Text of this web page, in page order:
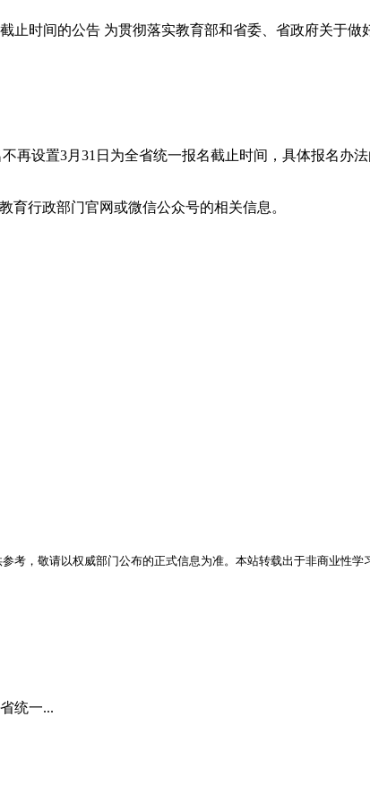
时间的公告 为贯彻落实教育部和省委、省政府关于做
设置3月31日为全省统一报名截止时间，具体报名办
行政部门官网或微信公众号的相关信息。
，敬请以权威部门公布的正式信息为准。本站转载出于非商业性
统一...